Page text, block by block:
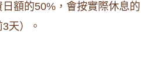
額的50%，會按實際休息的
天）。